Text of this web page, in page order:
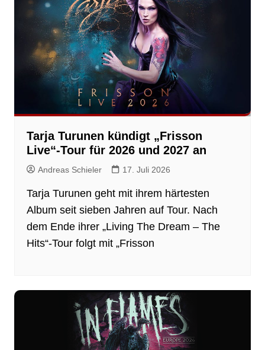
Tarja Turunen kündigt „Frisson
Live“-Tour für 2026 und 2027 an
Andreas Schieler 17. Juli 2026
Tarja Turunen geht mit ihrem härtesten
Album seit sieben Jahren auf Tour. Nach
dem Ende ihrer „Living The Dream – The
Hits“-Tour folgt mit „Frisson